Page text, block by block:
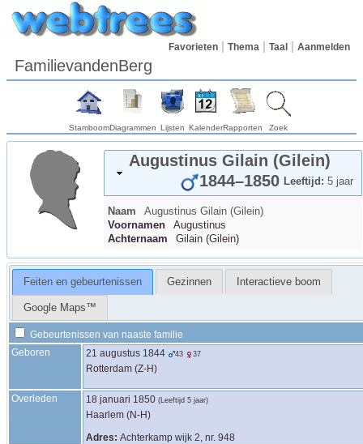
Favorieten Thema Taal Aanmelden
FamilievandenBerg
StamboomDiagrammen Lijsten KalenderRapporten Zoek
Augustinus Gilain (Gilein)
Leeftijd: 5 jaar
1844–1850
Naam Augustinus Gilain (Gilein)
Voornamen
Augustinus
Achternaam
Gilain (Gilein)
Feiten en gebeurtenissen Gezinnen Interactieve boom
Google Maps™
Gebeurtenissen van naaste familie
Geboren
21 augustus 1844 43 37
Rotterdam (Z-H)
Overleden 18 januari 1850 (Leeftijd 5 jaar)
Haarlem (N-H)
Adres: Achterkamp wijk 2, nr. 948